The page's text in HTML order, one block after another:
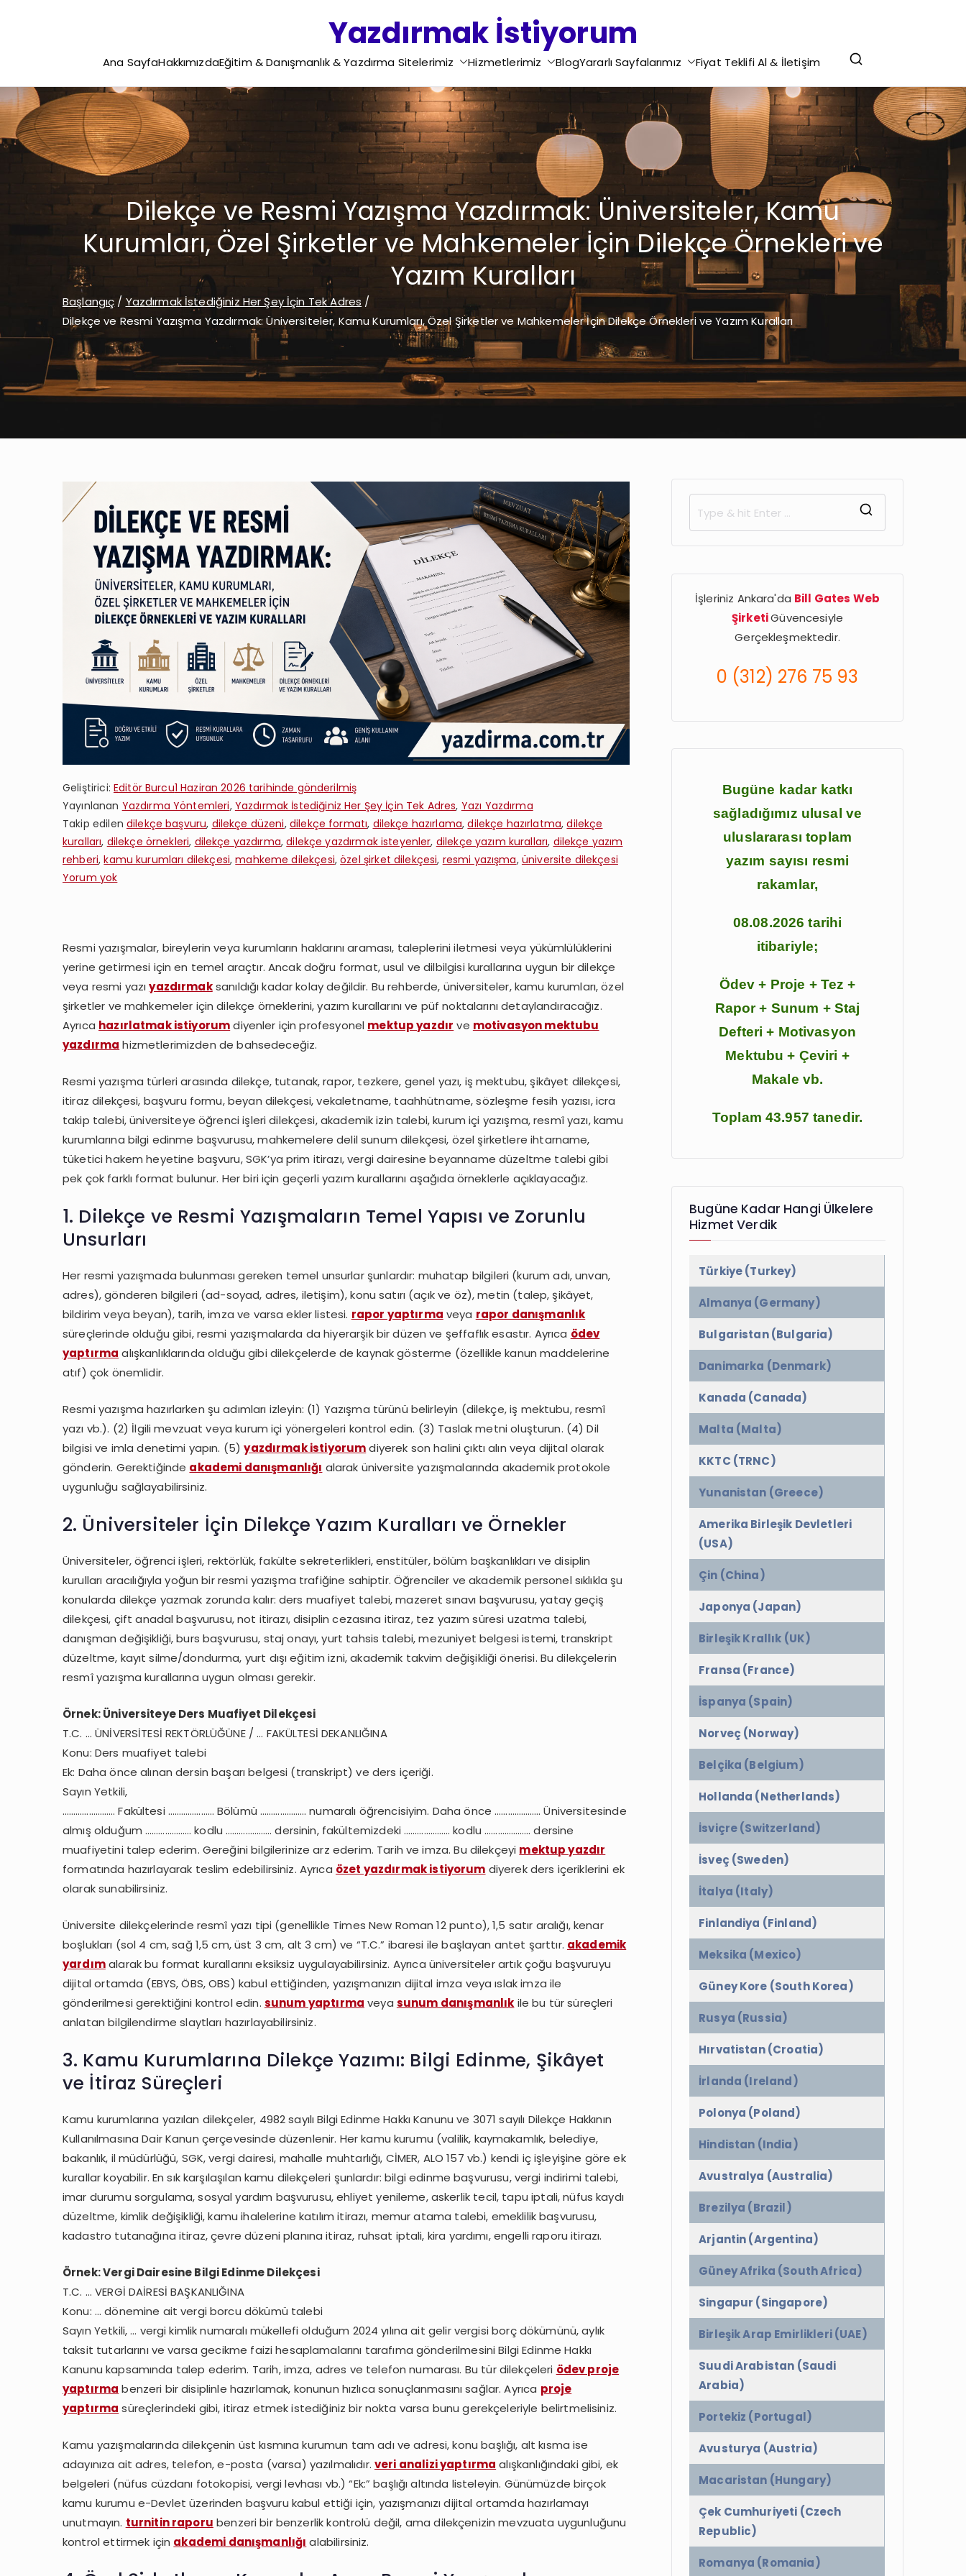
Yazdırmak İstiyorum
Ödev Yazdırma - Tez Yazdırma - Proje Yazdırma - Rapor Yazdırma - Makale Yazdırma - Staj Defteri
Ana SayfaHakkımızdaEğitim & Danışmanlık & Yazdırma Sitelerimiz Hizmetlerimiz BlogYararlı Sayfalarımız Fiyat Teklifi Al & İletişim
Dilekçe ve Resmi Yazışma Yazdırmak: Üniversiteler, Kamu
Kurumları, Özel Şirketler ve Mahkemeler İçin Dilekçe Örnekleri ve
Yazım Kuralları
Başlangıç
Yazdırmak İstediğiniz Her Şey İçin Tek Adres
Dilekçe ve Resmi Yazışma Yazdırmak: Üniversiteler, Kamu Kurumları, Özel Şirketler ve Mahkemeler İçin Dilekçe Örnekleri ve Yazım Kuralları
Geliştirici: Editör Burcu1 Haziran 2026 tarihinde gönderilmiş
Yayınlanan Yazdırma Yöntemleri, Yazdırmak İstediğiniz Her Şey İçin Tek Adres, Yazı Yazdırma
Takip edilen dilekçe başvuru, dilekçe düzeni, dilekçe formatı, dilekçe hazırlama,dilekçe hazırlatma,dilekçe
kuralları, dilekçe örnekleri, dilekçe yazdırma,dilekçe yazdırmak isteyenler, dilekçe yazım kuralları, dilekçe yazım
rehberi,kamu kurumları dilekçesi,mahkeme dilekçesi,özel şirket dilekçesi, resmi yazışma, üniversite dilekçesi
Yorum yokDilekçe
Yazdırmak:
Üniversiteler,
Kamu
Kurumları,
Özel
Şirketler
Mahkemeler
İçin
Dilekçe
Örnekleri
ve
Yazım
Kuralları
Resmi yazışmalar, bireylerin veya kurumların haklarını araması, taleplerini iletmesi veya yükümlülüklerini
yerine getirmesi için en temel araçtır. Ancak doğru format, usul ve dilbilgisi kurallarına uygun bir dilekçe
veya resmi yazıyazdırmaksanıldığı kadar kolay değildir. Bu rehberde, üniversiteler, kamu kurumları, özel
şirketler ve mahkemeler için dilekçe örneklerini, yazım kurallarını ve püf noktalarını detaylandıracağız.
Ayrıca hazırlatmak istiyorumdiyenler için profesyonel mektup yazdır ve motivasyon mektubu
yazdırma hizmetlerimizden de bahsedeceğiz.
Resmi yazışma türleri arasında dilekçe, tutanak, rapor, tezkere, genel yazı, iş mektubu, şikâyet dilekçesi,
itiraz dilekçesi, başvuru formu, beyan dilekçesi, vekaletname, taahhütname, sözleşme fesih yazısı, icra
takip talebi, üniversiteye öğrenci işleri dilekçesi, akademik izin talebi, kurum içi yazışma, resmî yazı, kamu
kurumlarına bilgi edinme başvurusu, mahkemelere delil sunum dilekçesi, özel şirketlere ihtarname,
tüketici hakem heyetine başvuru, SGK’ya prim itirazı, vergi dairesine beyanname düzeltme talebi gibi
pek çok farklı format bulunur. Her biri için geçerli yazım kurallarını aşağıda örneklerle açıklayacağız.
1. Dilekçe ve Resmi Yazışmaların Temel Yapısı ve Zorunlu
Unsurları
Her resmi yazışmada bulunması gereken temel unsurlar şunlardır: muhatap bilgileri (kurum adı, unvan,
adres), gönderen bilgileri (ad-soyad, adres, iletişim), konu satırı (açık ve öz), metin (talep, şikâyet,
bildirim veya beyan), tarih, imza ve varsa ekler listesi. rapor yaptırma veya rapor danışmanlık
süreçlerinde olduğu gibi, resmi yazışmalarda da hiyerarşik bir düzen ve şeffaflık esastır. Ayrıca ödev
yaptırma alışkanlıklarında olduğu gibi dilekçelerde de kaynak gösterme (özellikle kanun maddelerine
atıf) çok önemlidir.
Resmi yazışma hazırlarken şu adımları izleyin: (1) Yazışma türünü belirleyin (dilekçe, iş mektubu, resmî
yazı vb.). (2) İlgili mevzuat veya kurum içi yönergeleri kontrol edin. (3) Taslak metni oluşturun. (4) Dil
bilgisi ve imla denetimi yapın. (5)yazdırmak istiyorumdiyerek son halini çıktı alın veya dijital olarak
gönderin. Gerektiğinde akademi danışmanlığı alarak üniversite yazışmalarında akademik protokole
uygunluğu sağlayabilirsiniz.
2. Üniversiteler İçin Dilekçe Yazım Kuralları ve Örnekler
Üniversiteler, öğrenci işleri, rektörlük, fakülte sekreterlikleri, enstitüler, bölüm başkanlıkları ve disiplin
kurulları aracılığıyla yoğun bir resmi yazışma trafiğine sahiptir. Öğrenciler ve akademik personel sıklıkla şu
konularda dilekçe yazmak zorunda kalır: ders muafiyet talebi, mazeret sınavı başvurusu, yatay geçiş
dilekçesi, çift anadal başvurusu, not itirazı, disiplin cezasına itiraz, tez yazım süresi uzatma talebi,
danışman değişikliği, burs başvurusu, staj onayı, yurt tahsis talebi, mezuniyet belgesi istemi, transkript
düzeltme, kayıt silme/dondurma, yurt dışı eğitim izni, akademik takvim değişikliği önerisi. Bu dilekçelerin
resmî yazışma kurallarına uygun olması gerekir.
Örnek: Üniversiteye Ders Muafiyet Dilekçesi
T.C. … ÜNİVERSİTESİ REKTÖRLÜĞÜNE / … FAKÜLTESİ DEKANLIĞINA
Konu: Ders muafiyet talebi
Ek: Daha önce alınan dersin başarı belgesi (transkript) ve ders içeriği.
Sayın Yetkili,
…………………… Fakültesi ………………… Bölümü ………………… numaralı öğrencisiyim. Daha önce ………………… Üniversitesinde
almış olduğum ………………… kodlu ………………… dersinin, fakültemizdeki ………………… kodlu ………………… dersine
muafiyetini talep ederim. Gereğini bilgilerinize arz ederim. Tarih ve imza. Bu dilekçeyi mektup yazdır
formatında hazırlayarak teslim edebilirsiniz. Ayrıca özet yazdırmak istiyorum diyerek ders içeriklerini ek
olarak sunabilirsiniz.
Üniversite dilekçelerinde resmî yazı tipi (genellikle Times New Roman 12 punto), 1,5 satır aralığı, kenar
boşlukları (sol 4 cm, sağ 1,5 cm, üst 3 cm, alt 3 cm) ve “T.C.” ibaresi ile başlayan antet şarttır. akademik
yardımalarak bu format kurallarını eksiksiz uygulayabilirsiniz. Ayrıca üniversiteler artık çoğu başvuruyu
dijital ortamda (EBYS, ÖBS, OBS) kabul ettiğinden, yazışmanızın dijital imza veya ıslak imza ile
gönderilmesi gerektiğini kontrol edin. sunum yaptırma veya sunum danışmanlık ile bu tür süreçleri
anlatan bilgilendirme slaytları hazırlayabilirsiniz.
3. Kamu Kurumlarına Dilekçe Yazımı: Bilgi Edinme, Şikâyet
ve İtiraz Süreçleri
Kamu kurumlarına yazılan dilekçeler, 4982 sayılı Bilgi Edinme Hakkı Kanunu ve 3071 sayılı Dilekçe Hakkının
Kullanılmasına Dair Kanun çerçevesinde düzenlenir. Her kamu kurumu (valilik, kaymakamlık, belediye,
bakanlık, il müdürlüğü, SGK, vergi dairesi, mahalle muhtarlığı, CİMER, ALO 157 vb.) kendi iç işleyişine göre ek
kurallar koyabilir. En sık karşılaşılan kamu dilekçeleri şunlardır: bilgi edinme başvurusu, vergi indirimi talebi,
imar durumu sorgulama, sosyal yardım başvurusu, ehliyet yenileme, askerlik tecil, tapu iptali, nüfus kaydı
düzeltme, kimlik değişikliği, kamu ihalelerine katılım itirazı, memur atama talebi, emeklilik başvurusu,
kadastro tutanağına itiraz, çevre düzeni planına itiraz, ruhsat iptali, kira yardımı, engelli raporu itirazı.
Örnek: Vergi Dairesine Bilgi Edinme Dilekçesi
T.C. … VERGİ DAİRESİ BAŞKANLIĞINA
Konu: … dönemine ait vergi borcu dökümü talebi
Sayın Yetkili, … vergi kimlik numaralı mükellefi olduğum 2024 yılına ait gelir vergisi borç dökümünü, aylık
taksit tutarlarını ve varsa gecikme faizi hesaplamalarını tarafıma gönderilmesini Bilgi Edinme Hakkı
Kanunu kapsamında talep ederim. Tarih, imza, adres ve telefon numarası. Bu tür dilekçeleri ödev proje
yaptırma benzeri bir disiplinle hazırlamak, konunun hızlıca sonuçlanmasını sağlar. Ayrıca proje
yaptırma süreçlerindeki gibi, itiraz etmek istediğiniz bir nokta varsa bunu gerekçeleriyle belirtmelisiniz.
Kamu yazışmalarında dilekçenin üst kısmına kurumun tam adı ve adresi, konu başlığı, alt kısma ise
adayınıza ait adres, telefon, e-posta (varsa) yazılmalıdır. veri analizi yaptırma alışkanlığındaki gibi, ek
belgeleri (nüfus cüzdanı fotokopisi, vergi levhası vb.) “Ek:” başlığı altında listeleyin. Günümüzde birçok
kamu kurumu e-Devlet üzerinden başvuru kabul ettiği için, yazışmanızı dijital ortamda hazırlamayı
unutmayın. turnitin raporu benzeri bir benzerlik kontrolü değil, ama dilekçenizin mevzuata uygunluğunu
kontrol ettirmek için akademi danışmanlığı alabilirsiniz.
r
İşleriniz Ankara'da Bill Gates Web
ŞirketiGüvencesiyle
Gerçekleşmektedir.
0 (312) 276 75 93
Bugüne kadar katkı
sağladığımız ulusal ve
uluslararası toplam
yazım sayısı resmi
rakamlar,
08.08.2026 tarihi
itibariyle;
Ödev + Proje + Tez +
Rapor + Sunum + Staj
Defteri + Motivasyon
Mektubu + Çeviri +
Makale vb.
Toplam 43.957 tanedir.
Bugüne Kadar Hangi Ülkelere
Hizmet Verdik
Türkiye (Turkey)
Almanya (Germany)
Bulgaristan (Bulgaria)
Danimarka (Denmark)
Kanada (Canada)
Malta (Malta)
KKTC (TRNC)
Yunanistan (Greece)
Amerika Birleşik Devletleri
(USA)
Çin (China)
Japonya (Japan)
Birleşik Krallık (UK)
Fransa (France)
İspanya (Spain)
Norveç (Norway)
Belçika (Belgium)
Hollanda (Netherlands)
İsviçre (Switzerland)
İsveç (Sweden)
İtalya (Italy)
Finlandiya (Finland)
Meksika (Mexico)
Güney Kore (South Korea)
Rusya (Russia)
Hırvatistan (Croatia)
İrlanda (Ireland)
Polonya (Poland)
Hindistan (India)
Avustralya (Australia)
Brezilya (Brazil)
Arjantin (Argentina)
Güney Afrika (South Africa)
Singapur (Singapore)
Birleşik Arap Emirlikleri (UAE)
Suudi Arabistan (Saudi
Arabia)
Portekiz (Portugal)
Avusturya (Austria)
Macaristan (Hungary)
Çek Cumhuriyeti (Czech
Republic)
Romanya (Romania)